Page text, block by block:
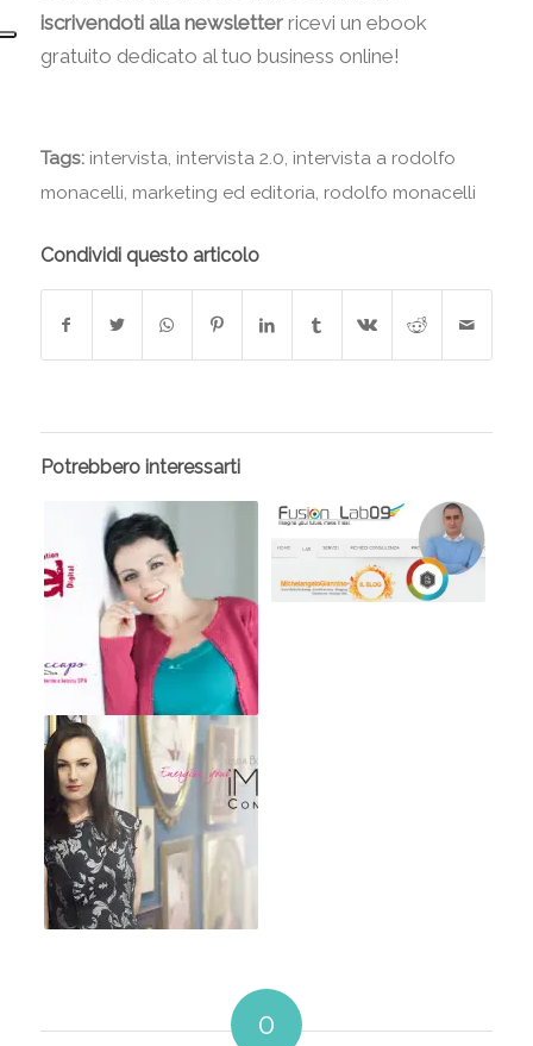
iscrivendoti alla newsletterricevi un ebook
gratuito dedicato al tuo business online!
Tags: intervista, intervista 2.0, intervista a rodolfo
monacelli, marketing ed editoria, rodolfo monacelli
Condividi questo articolo
Potrebbero interessarti
0